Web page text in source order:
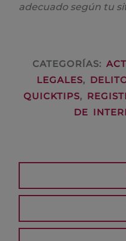
adecuado según tu
CATEGORÍAS:
LEGALES,
QUICKTIPS,
DE